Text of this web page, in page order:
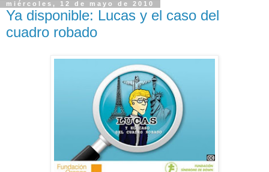
miércoles, 12 de mayo de 2010
Ya disponible: Lucas y el caso del
cuadro robado